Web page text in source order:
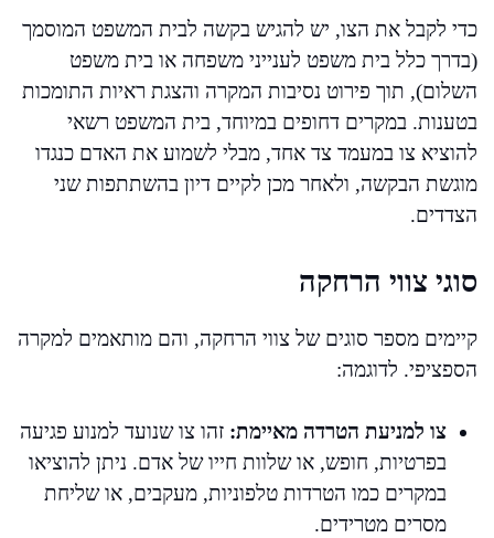
כדי לקבל את הצו, יש להגיש בקשה לבית המשפט המוסמך
(בדרך כלל בית משפט לענייני משפחה או בית משפט
השלום), תוך פירוט נסיבות המקרה והצגת ראיות התומכות
בטענות. במקרים דחופים במיוחד, בית המשפט רשאי
להוציא צו במעמד צד אחד, מבלי לשמוע את האדם כנגדו
מוגשת הבקשה, ולאחר מכן לקיים דיון בהשתתפות שני
הצדדים.
סוגי צווי הרחקה
קיימים מספר סוגים של צווי הרחקה, והם מותאמים למקרה
הספציפי. לדוגמה:
צו למניעת הטרדה מאיימת: זהו צו שנועד למנוע פגיעה
בפרטיות, חופש, או שלוות חייו של אדם. ניתן להוציאו
במקרים כמו הטרדות טלפוניות, מעקבים, או שליחת
מסרים מטרידים.